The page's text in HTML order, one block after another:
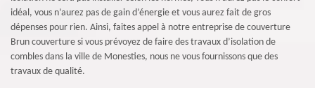
idéal, vous n’aurez pas de gain d’énergie et vous aurez fait de gros
dépenses pour rien. Ainsi, faites appel à notre entreprise de couverture
Brun couverture si vous prévoyez de faire des travaux d’isolation de
combles dans la ville de Monesties, nous ne vous fournissons que des
travaux de qualité.